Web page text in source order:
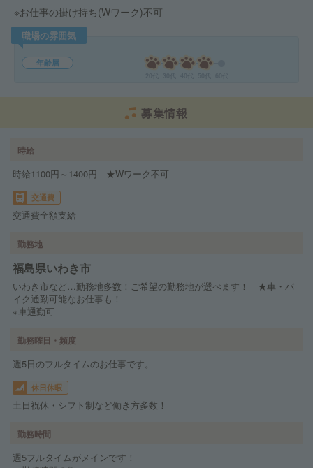
※お仕事の掛け持ち(Wワーク)不可
職場の雰囲気
年齢層
募集情報
時給
時給1100円～1400円 ★Wワーク不可
交通費
交通費全額支給
勤務地
福島県いわき市
いわき市など…勤務地多数！ご希望の勤務地が選べます！ ★車・バ
イク通勤可能なお仕事も！
※車通勤可
勤務曜日・頻度
週5日のフルタイムのお仕事です。
休日休暇
土日祝休・シフト制など働き方多数！
勤務時間
週5フルタイムがメインです！